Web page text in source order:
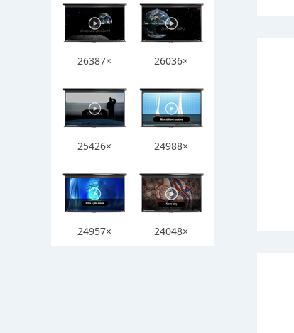
26387× 26036×
25426× 24988×
24957× 24048×